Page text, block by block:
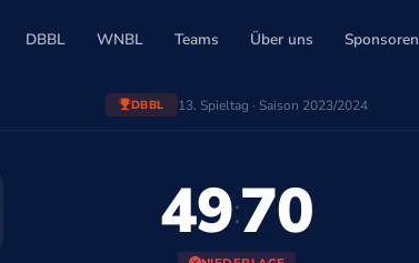
DBBL WNBL Teams Über uns Sponsoren
DBBL 13. Spieltag · Saison 2023/2024
49:70